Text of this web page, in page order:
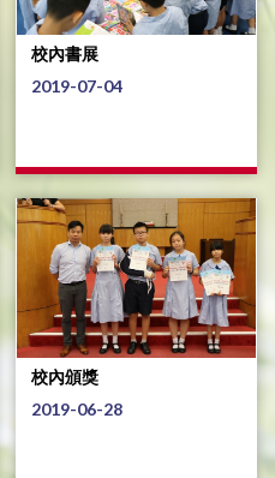
校內書展
2019-07-04
校內頒獎
2019-06-28